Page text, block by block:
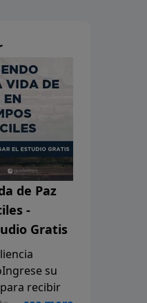
de Paz
-
Gratis
su
recibir